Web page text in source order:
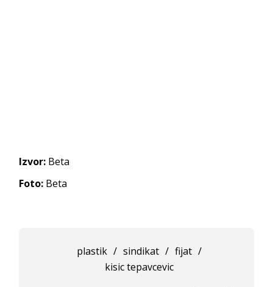
Izvor: Beta
Foto: Beta
plastik / sindikat / fijat /
kisic tepavcevic